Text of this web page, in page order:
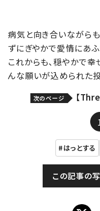
病気と向き合いながら
ずにぎやかで愛情にあふ
これからも、穏やかで
んな願いが込められた投
次のページ 【
はっとする
この記事の